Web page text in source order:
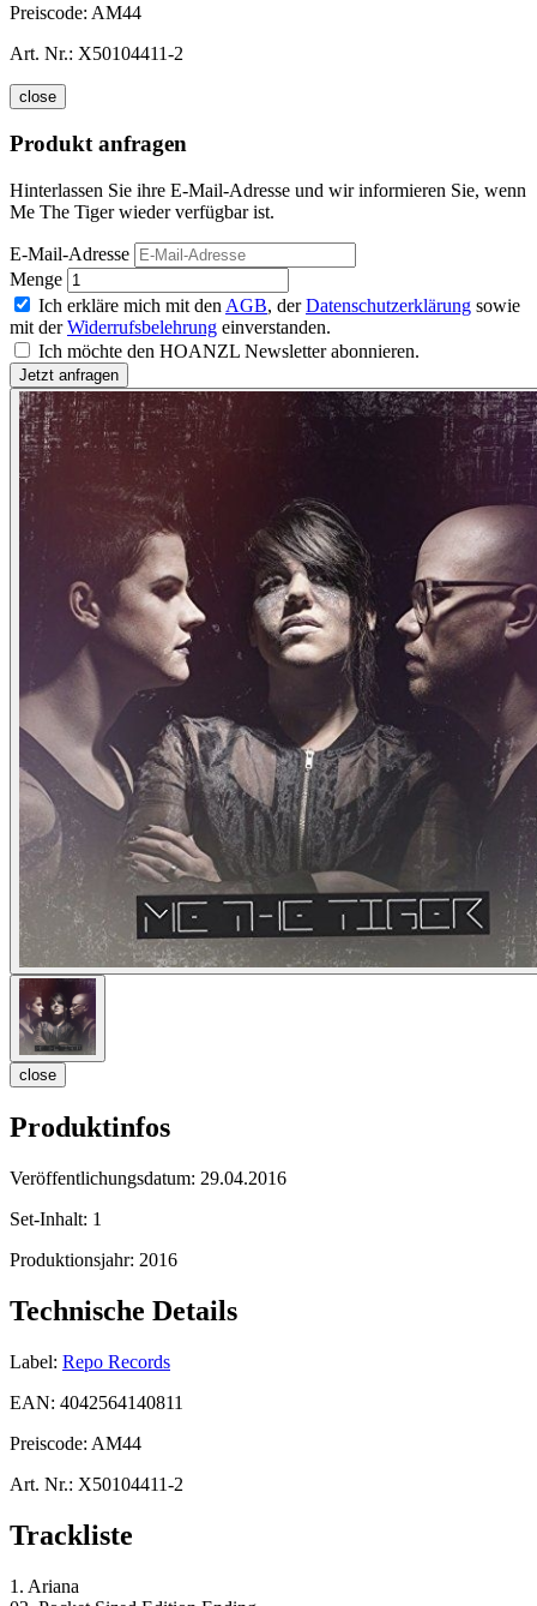
Preiscode: AM44
Art. Nr.: X50104411-2
close
Produkt anfragen
Hinterlassen Sie ihre E-Mail-Adresse und wir informieren Sie, wenn
Me The Tiger wieder verfügbar ist.
E-Mail-Adresse
Menge
Ich erkläre mich mit den AGB, derDatenschutzerklärung sowie
mit derWiderrufsbelehrung einverstanden.
Ich möchte den HOANZL Newsletter abonnieren.
close
Produktinfos
Veröffentlichungsdatum: 29.04.2016
Set-Inhalt: 1
Produktionsjahr: 2016
Technische Details
Label: Repo Records
EAN: 4042564140811
Preiscode: AM44
Art. Nr.: X50104411-2
Trackliste
1. Ariana